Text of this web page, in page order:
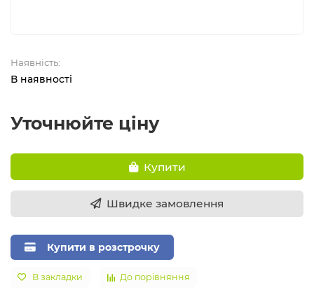
Наявність:
В наявності
Уточнюйте ціну
Купити
Швидке замовлення
Купити в розстрочку
В закладки До порівняння